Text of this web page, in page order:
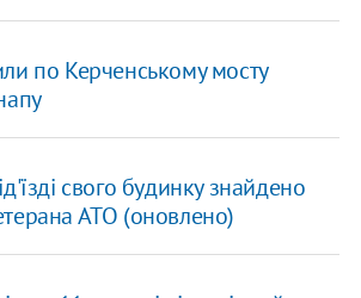
по Керченському мосту
свого будинку знайдено
АТО (оновлено)